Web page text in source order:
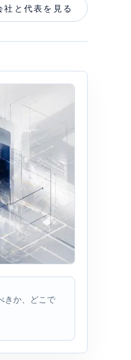
社と代表を見る
きか、どこで